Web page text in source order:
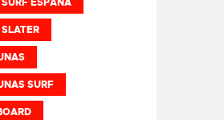
SURF